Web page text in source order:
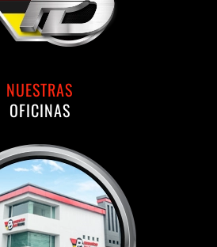
NUESTRAS
OFICINAS